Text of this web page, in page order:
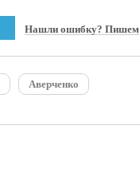
Нашли ошибку? Пишем
Аверченко